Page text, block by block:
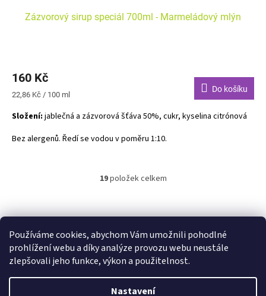
Používáme cookies, abychom Vám umožnili pohodlné
prohlížení webu a díky analýze provozu webu neustále
zlepšovali jeho funkce, výkon a použitelnost.
Nastavení
Zázvorový sirup speciál 700ml - Marmeládový mlýn
160 Kč
Měrná
22,86 Kč / 100 ml
Do košíku
Složení: jablečná a zázvorová šťáva 50%, cukr, kyselina citrónová
Bez alergenů. Ředí se vodou v poměru 1:10.
O
á
d
a
c
í
p
19položek celkem
á